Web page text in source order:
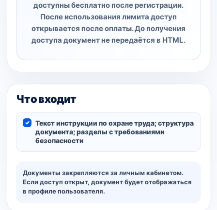
доступны бесплатно после регистрации.
После использования лимита доступ
открывается после оплаты. До получения
доступа документ не передаётся в HTML.
Что входит
Текст инструкции по охране труда; структура
документа; разделы с требованиями
безопасности
Документы закрепляются за личным кабинетом.
Если доступ открыт, документ будет отображаться
в профиле пользователя.